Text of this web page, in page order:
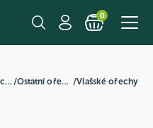
0
Ořechy / Ostatní ořechy /Vlašské ořechy